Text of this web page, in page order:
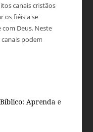
canais cristãos
os fiéis a se
Deus. Neste
podem
Aprenda e